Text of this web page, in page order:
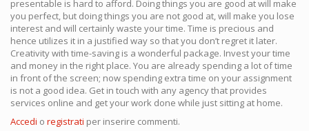
presentable is hard to afford. Doing things you are good at will make
you perfect, but doing things you are not good at, will make you lose
interest and will certainly waste your time. Time is precious and
hence utilizes it in a justified way so that you don’t regret it later.
Creativity with time-saving is a wonderful package. Invest your time
and money in the right place. You are already spending a lot of time
in front of the screen; now spending extra time on your assignment
is not a good idea. Get in touch with any agency that provides
services online and get your work done while just sitting at home.
Accedi o registrati per inserire commenti.